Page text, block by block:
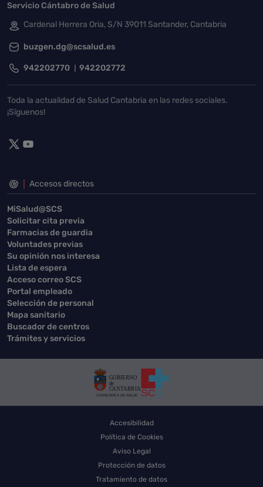
Servicio Cántabro de Salud
Cardenal Herrera Oria, S/N 39011 Santander, Cantabria
buzgen.dg@scsalud.es
942202770 942202772
Toda la actualidad de Salud Cantabria en las redes sociales.
¡Síguenos!
Accesos directos
MiSalud@SCS
Solicitar cita previa
Farmacias de guardia
Voluntades previas
Su opinión nos interesa
Lista de espera
Acceso correo SCS
Portal empleado
Selección de personal
Mapa sanitario
Buscador de centros
Trámites y servicios
Accesibilidad
Política de Cookies
Aviso Legal
Protección de datos
Tratamiento de datos